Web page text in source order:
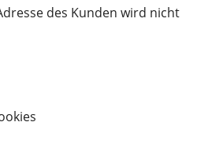
des Kunden wird nicht